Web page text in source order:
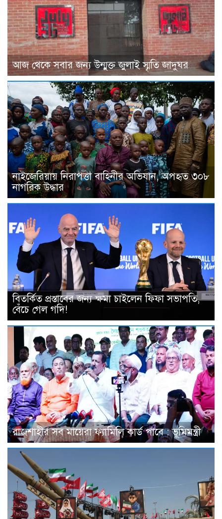
আজ থেকে সবার জন্য উন্মুক্ত জুলাই স্মৃতি জাদুঘর
নাইজেরিয়ায় নিরাপত্তা বাহিনীর অভিযান, অপহৃত ৩০৮
নাগরিক উদ্ধার
বিতর্কিত প্রস্তাবের জন্য ক্ষমা চাইলেন ফিফা সভাপতি,
বেঁচে গেল গদি!
রাজশাহীর সব মায়েরা ফ্যামিলি কার্ড পাবে : ভূমিমন্ত্রী